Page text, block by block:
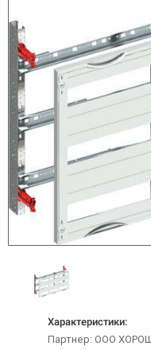
Характеристики:
Партнер: ООО